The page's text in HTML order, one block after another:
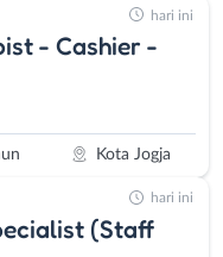
- Cashier -
Kota Jogja
hari ini
(Staff
hari ini